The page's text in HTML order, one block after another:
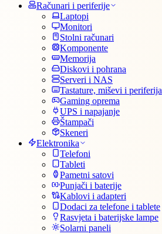
Računari i periferije
Laptopi
Monitori
Stolni računari
Komponente
Memorija
Diskovi i pohrana
Serveri i NAS
Tastature, miševi i periferija
Gaming oprema
UPS i napajanje
Štampači
Skeneri
Elektronika
Telefoni
Tableti
Pametni satovi
Punjači i baterije
Kablovi i adapteri
Dodaci za telefone i tablete
Rasvjeta i baterijske lampe
Solarni paneli